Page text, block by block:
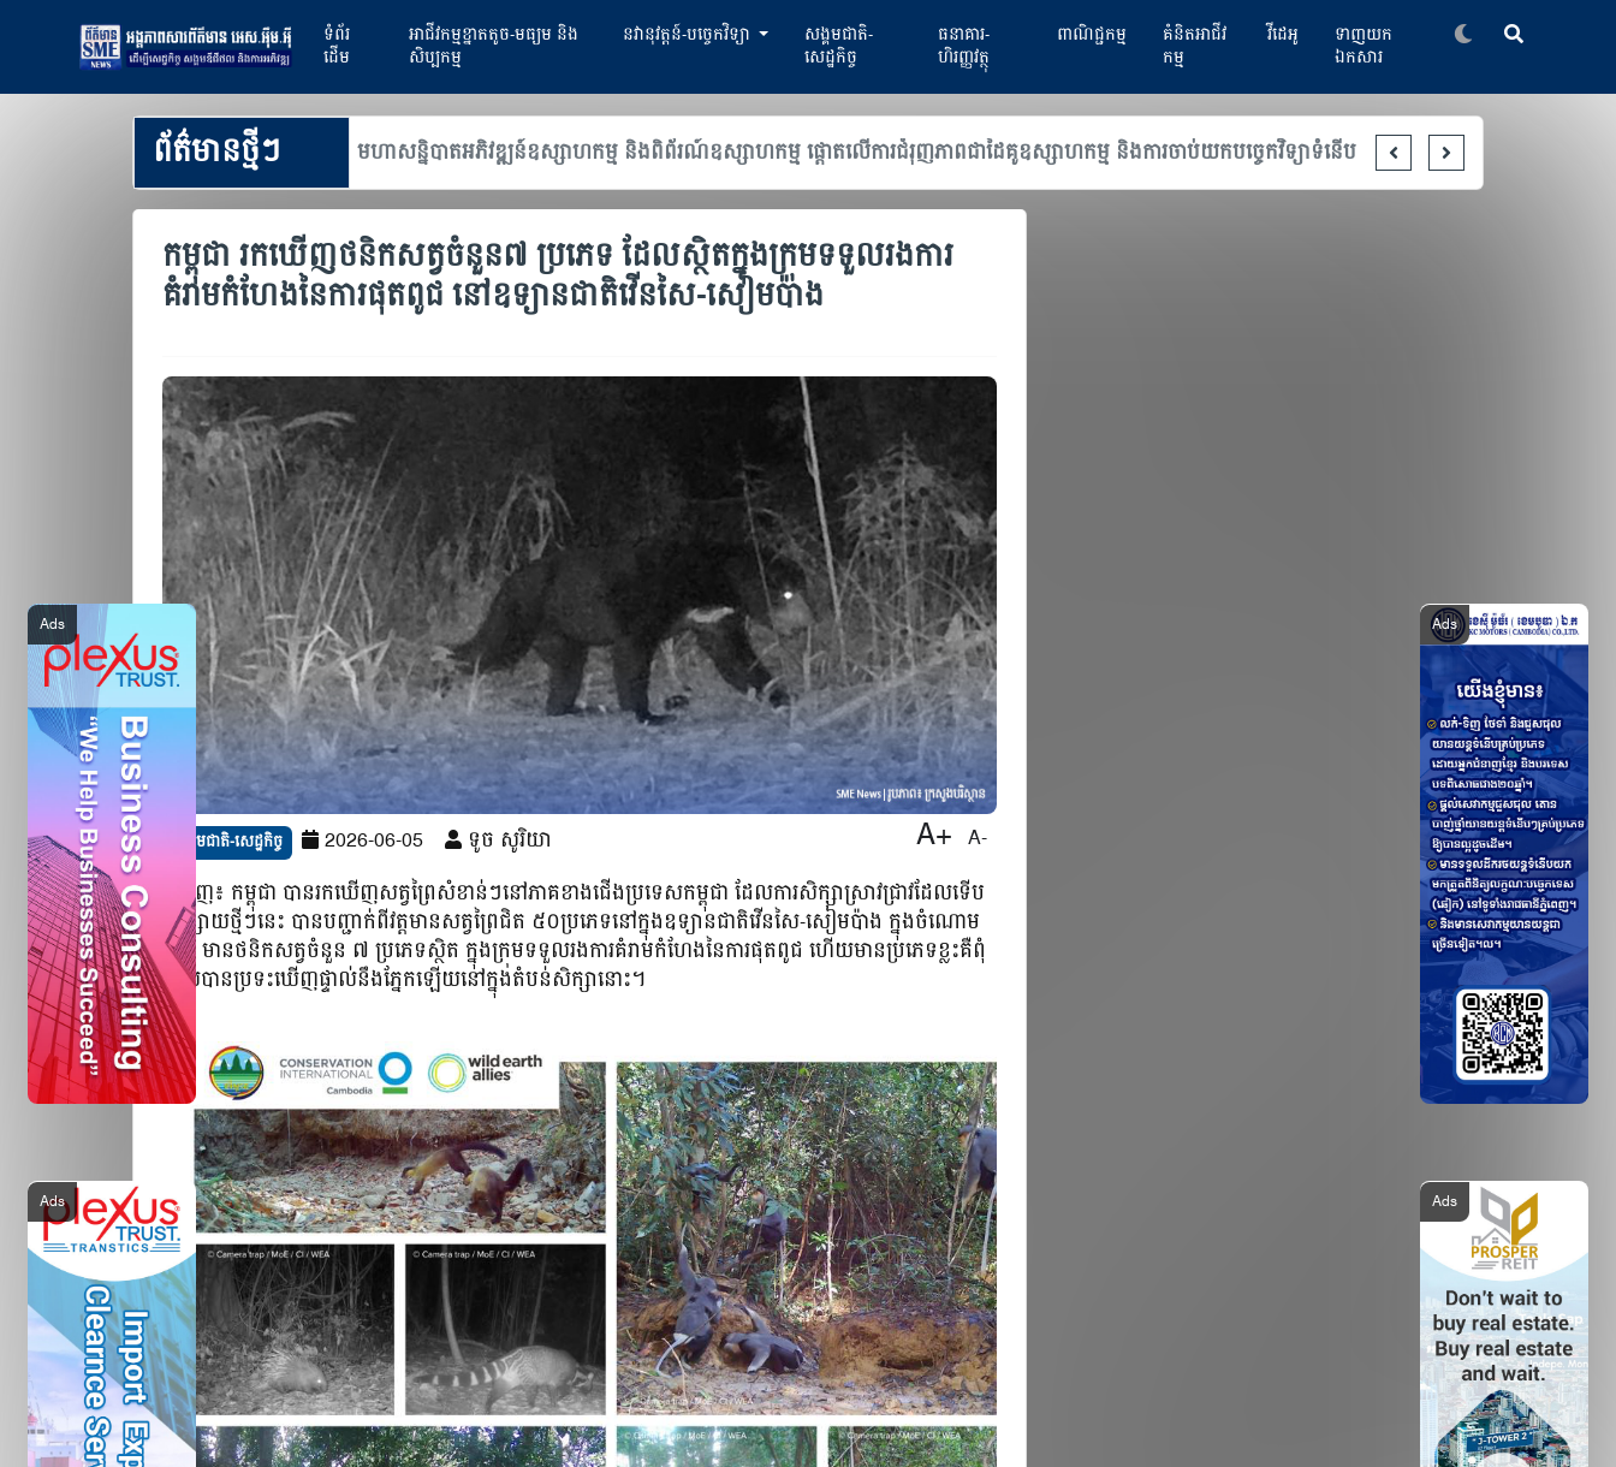
ទំព័រ
ដើម
អាជីវកម្មខ្នាតតូច-មធ្យម និង
សិប្បកម្ម
នវានុវត្តន៍-បច្ចេកវិទ្យា សង្គមជាតិ-
សេដ្ឋកិច្ច
ធនាគារ-
ហិរញ្ញវត្ថុ
ពាណិជ្ជកម្ម គំនិតអាជីវ
កម្ម
វីដេអូ ទាញយក
ឯកសារ
ព័ត៌មានថ្មីៗ
ស្សាហកម្ម និងការចាប់យកបច្ចេកវិទ្យាទំនើប ប្រេស៊ីល និងកម្ពុជា ស្វែងរកកិច្ចសហប្រតិបត្តិការក្នុងវិស័យកសិឧស្សាហកម្ម នវានុវត្តន៍ និងការអភិវឌ្ឍឧស្សាហកម្ម ក្រុមហ៊ុនបច្ចេកវិទ្យាចិន
កម្ពុជា រកឃើញថនិកសត្វចំនួន៧ ប្រភេទ ដែលស្ថិតក្នុងក្រុមទទួលរងការ
គំរាមកំហែងនៃការផុតពូជ នៅឧទ្យានជាតិវើនសៃ-សៀមប៉ាង
សង្គមជាតិ-សេដ្ឋកិច្ច 2026-06-05 ទូច សូរិយា A+ A-
ភ្នំពេញ៖ កម្ពុជា បានរកឃើញសត្វព្រៃសំខាន់ៗនៅភាគខាងជើងប្រទេសកម្ពុជា ដែលការសិក្សាស្រាវជ្រាវដែលទើប
ចុះផ្សាយថ្មីៗនេះ បានបញ្ជាក់ពីវត្តមានសត្វព្រៃជិត ៥០ប្រភេទនៅក្នុងឧទ្យានជាតិវើនសៃ-សៀមប៉ាង ក្នុងចំណោម
នោះ មានថនិកសត្វចំនួន ៧ ប្រភេទស្ថិត ក្នុងក្រុមទទួលរងការគំរាមកំហែងនៃការផុតពូជ ហើយមានប្រភេទខ្លះគឺពុំ
ដែលបានប្រទះឃើញផ្ទាល់នឹងភ្នែកឡើយនៅក្នុងតំបន់សិក្សានោះ។